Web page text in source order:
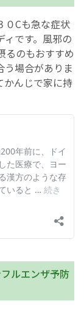
Cも急な症状
です。風邪の
るのもおすすめ
う場合がありま
かんじで家に持
ルエンザ予防